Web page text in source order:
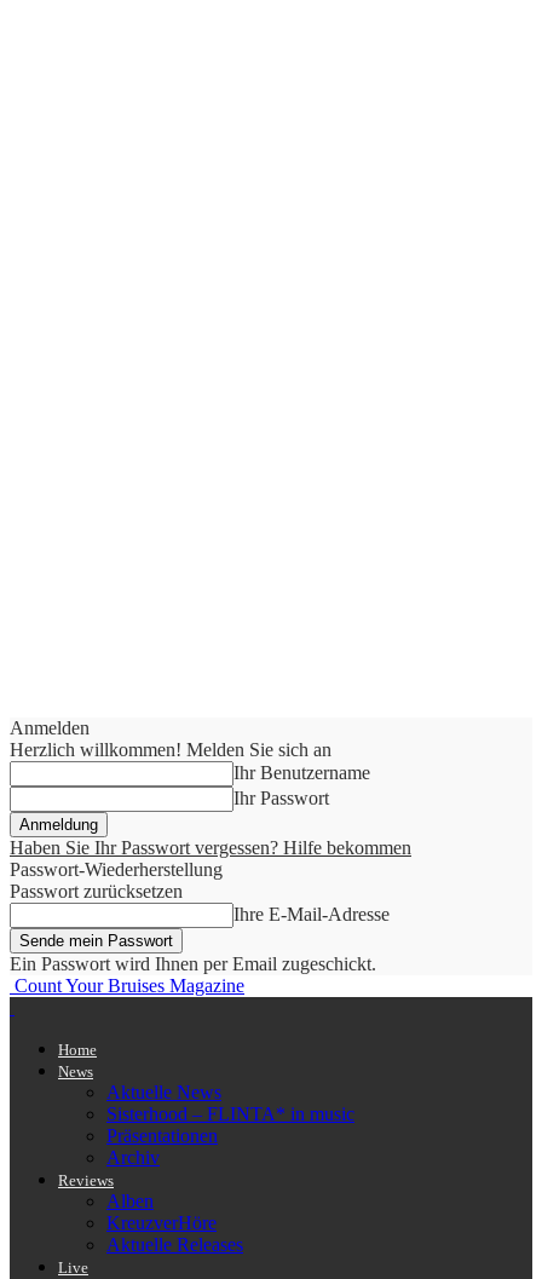
Anmelden
Herzlich willkommen! Melden Sie sich an
Ihr Benutzername
Ihr Passwort
Haben Sie Ihr Passwort vergessen? Hilfe bekommen
Passwort-Wiederherstellung
Passwort zurücksetzen
Ihre E-Mail-Adresse
Ein Passwort wird Ihnen per Email zugeschickt.
Count Your Bruises Magazine
Home
News
Aktuelle News
Sisterhood – FLINTA* in music
Präsentationen
Archiv
Reviews
Alben
KreuzverHöre
Aktuelle Releases
Live